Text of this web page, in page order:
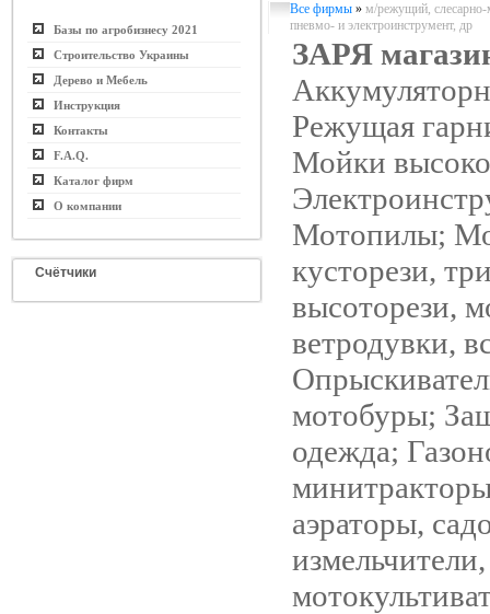
Базы по агробизнесу 2021
Строительство Украины
Дерево и Мебель
Инструкция
Контакты
F.A.Q.
Каталог фирм
О компании
Счётчики
Все фирмы » м/режущий,
пневмо- и электроинструмент, др
ЗАРЯ
Режущая
Мойки
Мотопилы;
кусторези,
высоторези,
ветродувки,
мотобуры;
одежда;
аэраторы,
измельчители,